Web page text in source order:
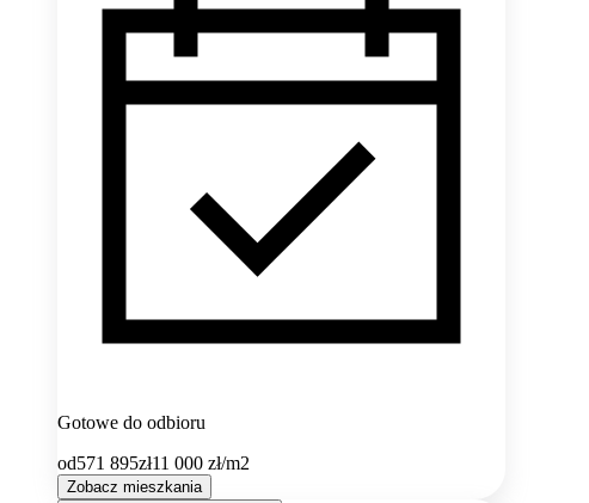
Gotowe do odbioru
od571 895zł11 000 zł/m2
Zobacz mieszkania